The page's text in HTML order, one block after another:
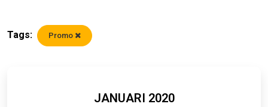
Tags: Promo
JANUARI 2020